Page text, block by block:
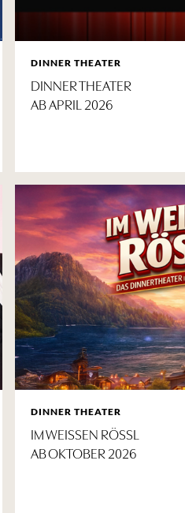
DINNER THEATER
DINNER THEATER
AB APRIL 2026
DINNER THEATER
IM WEISSEN RÖSSL
AB OKTOBER 2026